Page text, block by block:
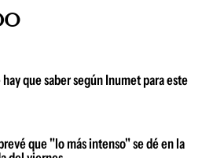
que saber según Inumet para este
que "lo más intenso" se dé en la